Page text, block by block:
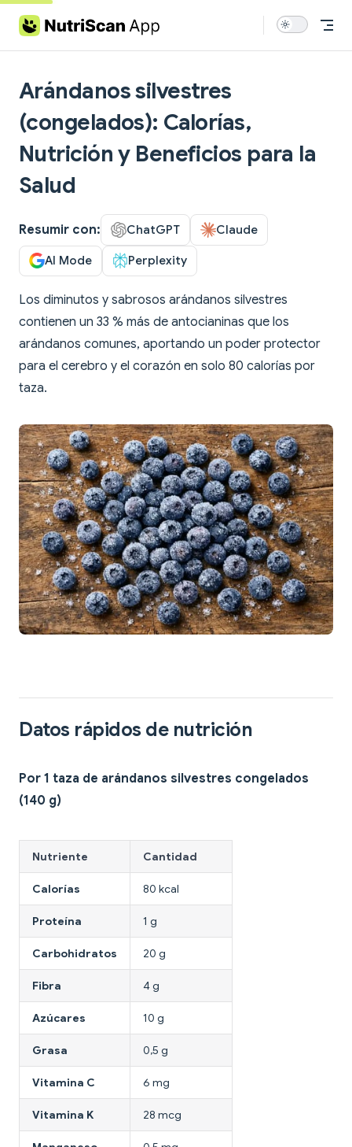
Skip to content
Arándanos silvestres
(congelados): Calorías,
Nutrición y Beneficios para la
Salud
Resumir con: ChatGPT Claude
AI Mode Perplexity
Los diminutos y sabrosos arándanos silvestres
contienen un 33 % más de antocianinas que los
arándanos comunes, aportando un poder protector
para el cerebro y el corazón en solo 80 calorías por
taza.
Datos rápidos de nutrición
Por 1 taza de arándanos silvestres congelados
(140 g)
Nutriente Cantidad
Calorías 80 kcal
Proteína 1 g
Carbohidratos 20 g
Fibra 4 g
Azúcares 10 g
Grasa 0,5 g
Vitamina C 6 mg
Vitamina K 28 mcg